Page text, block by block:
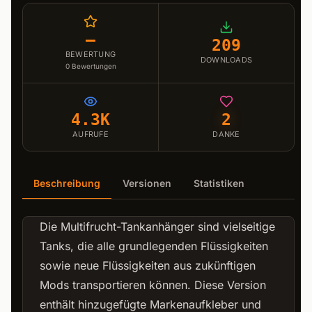
–
BEWERTUNG
0 Bewertungen
209
DOWNLOADS
4.3K
AUFRUFE
2
DANKE
Beschreibung Versionen Statistiken
Die Multifrucht-Tankanhänger sind vielseitige
Tanks, die alle grundlegenden Flüssigkeiten
sowie neue Flüssigkeiten aus zukünftigen
Mods transportieren können. Diese Version
enthält hinzugefügte Markenaufkleber und